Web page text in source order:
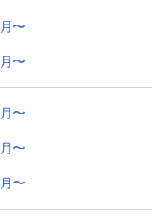
〜
〜
〜
〜
〜